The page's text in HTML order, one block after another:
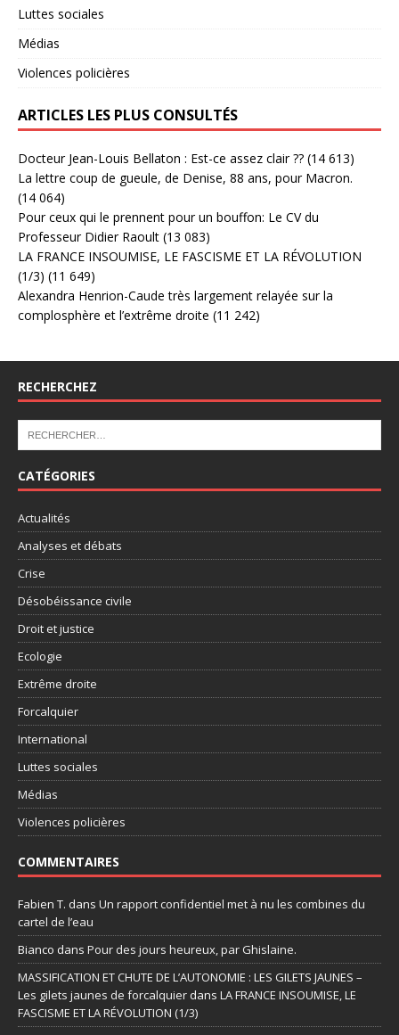
Luttes sociales
Médias
Violences policières
ARTICLES LES PLUS CONSULTÉS
Docteur Jean-Louis Bellaton : Est-ce assez clair ?? (14 613)
La lettre coup de gueule, de Denise, 88 ans, pour Macron.
(14 064)
Pour ceux qui le prennent pour un bouffon: Le CV du
Professeur Didier Raoult (13 083)
LA FRANCE INSOUMISE, LE FASCISME ET LA RÉVOLUTION
(1/3) (11 649)
Alexandra Henrion-Caude très largement relayée sur la
complosphère et l’extrême droite (11 242)
RECHERCHEZ
CATÉGORIES
Actualités
Analyses et débats
Crise
Désobéissance civile
Droit et justice
Ecologie
Extrême droite
Forcalquier
International
Luttes sociales
Médias
Violences policières
COMMENTAIRES
Fabien T. dans Un rapport confidentiel met à nu les combines du
cartel de l’eau
Bianco dans Pour des jours heureux, par Ghislaine.
MASSIFICATION ET CHUTE DE L’AUTONOMIE : LES GILETS JAUNES –
Les gilets jaunes de forcalquier dans LA FRANCE INSOUMISE, LE
FASCISME ET LA RÉVOLUTION (1/3)